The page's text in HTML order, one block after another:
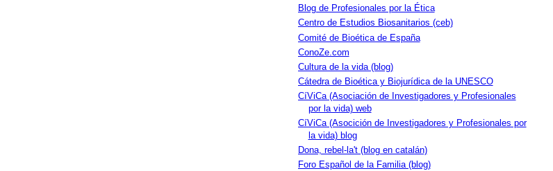
Blog de Profesionales por la Ética
Centro de Estudios Biosanitarios (ceb)
Comité de Bioética de España
ConoZe.com
Cultura de la vida (blog)
Cátedra de Bioética y Biojurídica de la UNESCO
CíViCa (Asociación de Investigadores y Profesionales
por la vida) web
CíViCa (Asocición de Investigadores y Profesionales por
la vida) blog
Dona, rebel-la't (blog en catalán)
Foro Español de la Familia (blog)